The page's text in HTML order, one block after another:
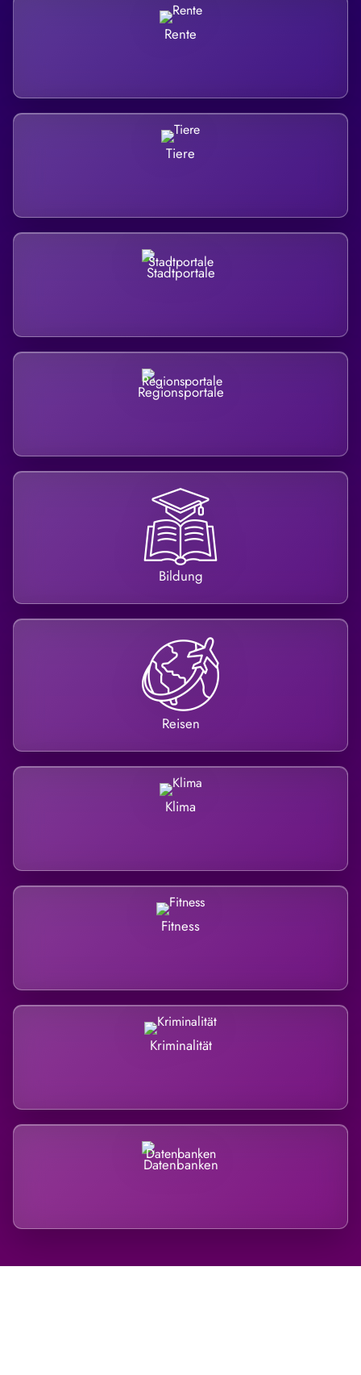
Rente
Tiere
Stadtportale
Regionsportale
Bildung
Reisen
Klima
Fitness
Kriminalität
Datenbanken